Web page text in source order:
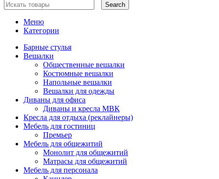
Search
Меню
Категории
Барные стулья
Вешалки
Общественные вешалки
Костюмные вешалки
Напольные вешалки
Вешалки для одежды
Диваны для офиса
Диваны и кресла МВК
Кресла для отдыха (реклайнеры)
Мебель для гостиниц
Премьер
Мебель для общежитий
Монолит для общежитий
Матрасы для общежитий
Мебель для персонала